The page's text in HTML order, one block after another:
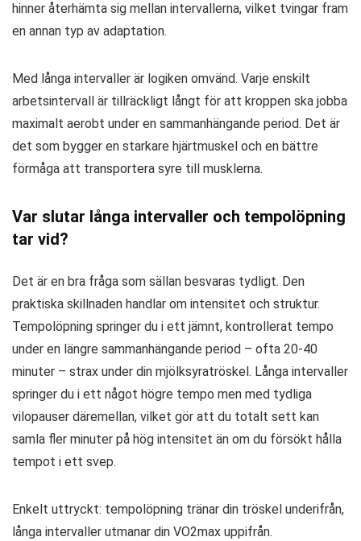
hinner återhämta sig mellan intervallerna, vilket tvingar fram
en annan typ av adaptation.
Med långa intervaller är logiken omvänd. Varje enskilt
arbetsintervall är tillräckligt långt för att kroppen ska jobba
maximalt aerobt under en sammanhängande period. Det är
det som bygger en starkare hjärtmuskel och en bättre
förmåga att transportera syre till musklerna.
Var slutar långa intervaller och tempolöpning
tar vid?
Det är en bra fråga som sällan besvaras tydligt. Den
praktiska skillnaden handlar om intensitet och struktur.
Tempolöpning springer du i ett jämnt, kontrollerat tempo
under en längre sammanhängande period – ofta 20-40
minuter – strax under din mjölksyratröskel. Långa intervaller
springer du i ett något högre tempo men med tydliga
vilopauser däremellan, vilket gör att du totalt sett kan
samla fler minuter på hög intensitet än om du försökt hålla
tempot i ett svep.
Enkelt uttryckt: tempolöpning tränar din tröskel underifrån,
långa intervaller utmanar din VO2max uppifrån.